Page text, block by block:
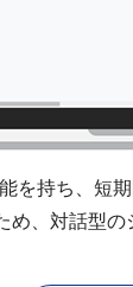
を持ち、短
、対話型